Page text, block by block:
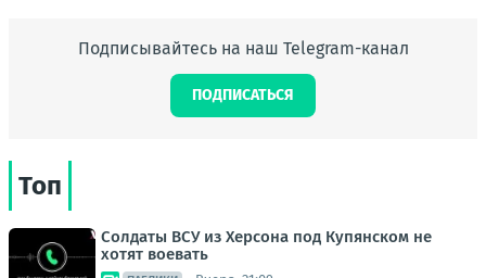
Подписывайтесь на наш Telegram-канал
ПОДПИСАТЬСЯ
Топ
Солдаты ВСУ из Херсона под Купянском не
хотят воевать